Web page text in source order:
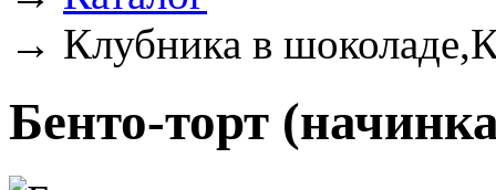
→ Клубника в
Бенто-торт